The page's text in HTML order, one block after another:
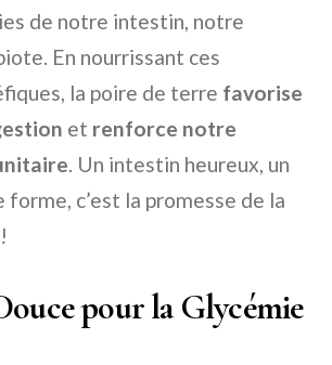
de notre intestin, notre
En nourrissant ces
la poire de terre favorise
et renforce notre
. Un intestin heureux, un
forme, c’est la promesse de la
pour la Glycémie